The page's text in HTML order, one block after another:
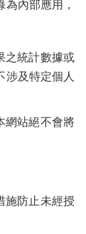
內部應用，
之統計數據或
涉及特定個人
網站絕不會將
施防止未經授